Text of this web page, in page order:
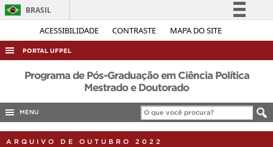
ACESSIBILIDADE CONTRASTE MAPA DO SITE
BRASIL
Simplifique!
Acesso à informação
Legislação
Canais
PORTAL UFPEL
ACESSO À INFORMAÇÃO
COBALTO
CONCURSOS
Programa de Pós-Graduação em Ciência Política
Mestrado e Doutorado
MENU
ARQUIVO DE OUTUBRO 2022